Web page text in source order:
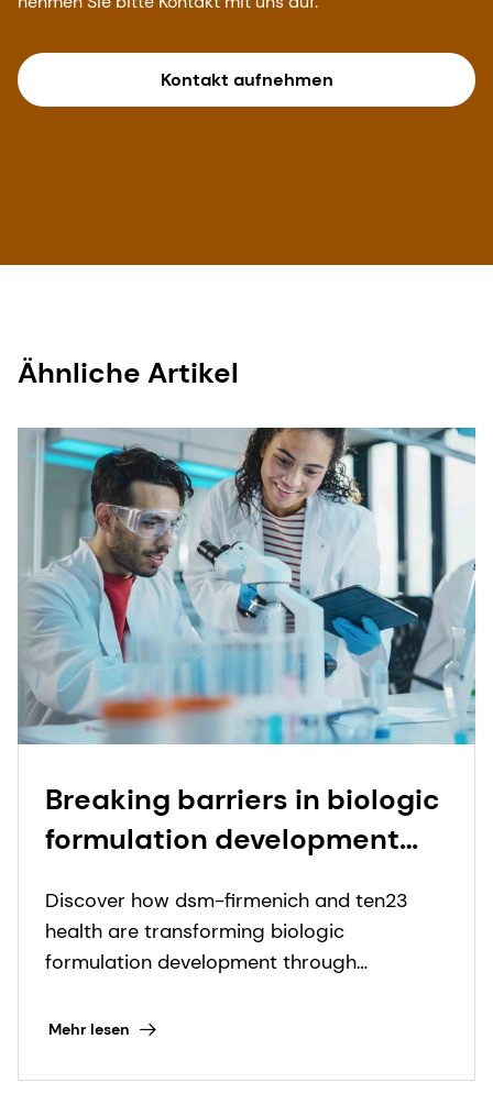
Kontakt aufnehmen
Ähnliche Artikel
Breaking barriers in biologic
formulation development
Discover how dsm-firmenich and ten23
health are transforming biologic
formulation development through
Mehr lesen